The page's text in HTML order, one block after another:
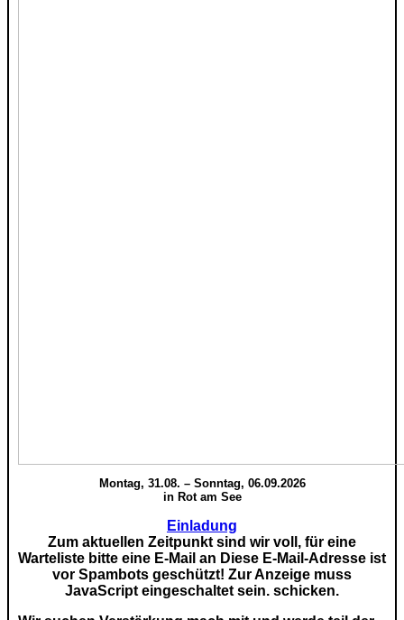
Montag, 31.08. – Sonntag, 06.09.2026
in Rot am See
Einladung
Zum aktuellen Zeitpunkt sind wir voll, für eine
Warteliste bitte eine E-Mail an Diese E-Mail-Adresse ist
vor Spambots geschützt! Zur Anzeige muss
JavaScript eingeschaltet sein. schicken.